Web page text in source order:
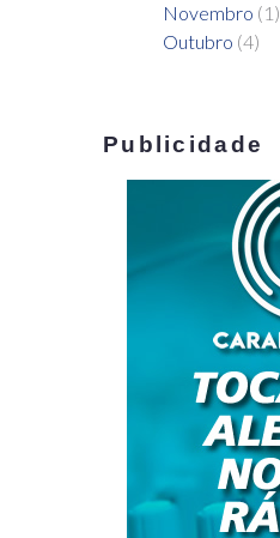
Novembro (1)
Outubro (4)
Publicidade